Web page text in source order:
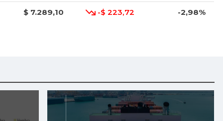
$ 7.289,10 -$ 223,72 -2,98%
$ 6.102,86 -$ 136,26